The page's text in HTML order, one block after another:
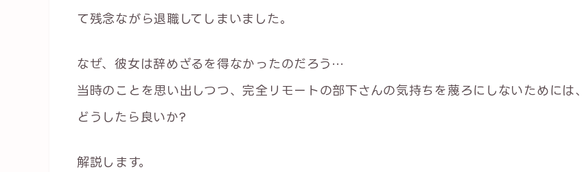
て残念ながら退職してしまいました。
なぜ、彼女は辞めざるを得なかったのだろう…
当時のことを思い出しつつ、完全リモートの部下さんの気持ちを蔑ろにしないためには、
どうしたら良いか?
解説します。